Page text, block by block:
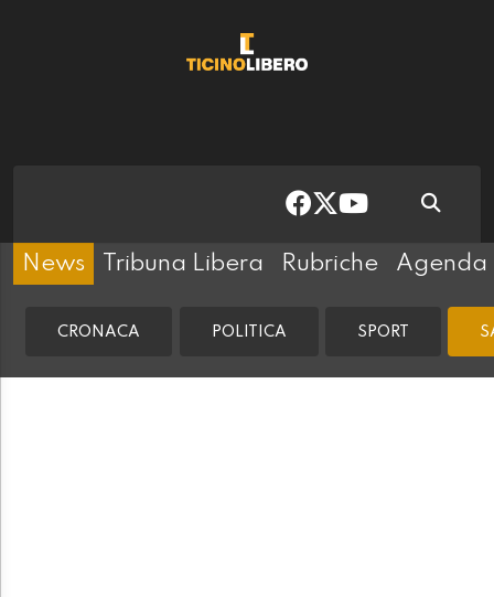
News Tribuna Libera Rubriche Agenda
CRONACA POLITICA SPORT